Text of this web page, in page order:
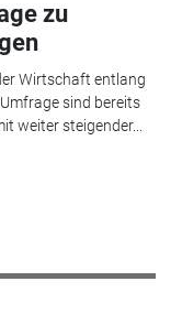
zu
Wirtschaft entlang
sind bereits
weiter steigender...